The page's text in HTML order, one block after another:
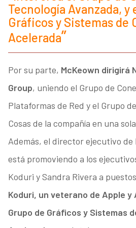
Tecnología Avanzada, y
Gráficos y Sistemas de
Acelerada
Por su parte, McKeown dirigirá
Group, uniendo el Grupo de
Plataformas de Red y el Grupo
Cosas de la compañía en una
Además, el director ejecutivo
está promoviendo a los
Koduri y Sandra Rivera a
Koduri, un veterano de Apple y
Grupo de Gráficos y Sistemas